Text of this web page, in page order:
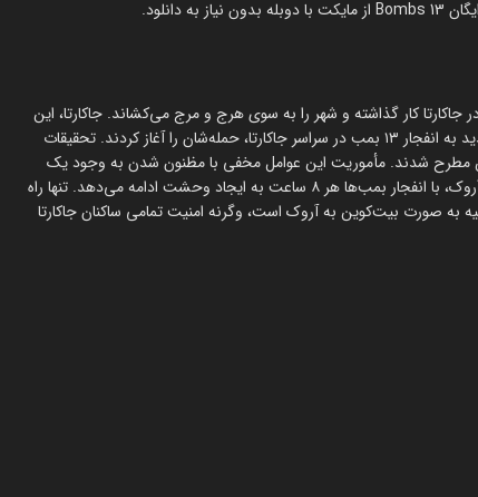
با زمان به دنبال کشف سرکرده گروهی است که ۱۳ بمب را در جاکارتا کار گذاشته و شهر را به سوی هرج و مرج می‌کشاند. جاکارتا، این
شهر پرهیاهو و شلوغ، ناگهان به سیاهی فرو رفت. گروهی از تروریست‌ها با تهدید به انفجار ۱۳ بمب در سراسر جاکارتا، حمله‌شان را آغاز کردند. تحقیقات
مطرح شدند. مأموریت این عوامل مخفی با مظنون شدن به وجود یک
نفوذی در تیم، به شدت پیچیده می‌شود. در طرف دیگر، رهبر گروه تروریستی، آروک، با انفجار بمب‌ها هر ۸ ساعت به ایجاد وحشت ادامه می‌دهد. تنها راه
به صورت بیت‌کوین به آروک است، وگرنه امنیت تمامی ساکنان جاکارتا